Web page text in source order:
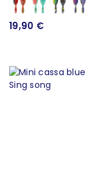
19,90 €